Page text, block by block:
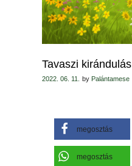
Tavaszi kirándulás
2022. 06. 11. by Palántamese
megosztás
megosztás